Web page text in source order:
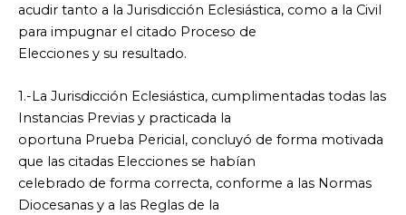
acudir tanto a la Jurisdicción Eclesiástica, como a la Civil
para impugnar el citado Proceso de
Elecciones y su resultado.
1.-La Jurisdicción Eclesiástica, cumplimentadas todas las
Instancias Previas y practicada la
oportuna Prueba Pericial, concluyó de forma motivada
que las citadas Elecciones se habían
celebrado de forma correcta, conforme a las Normas
Diocesanas y a las Reglas de la